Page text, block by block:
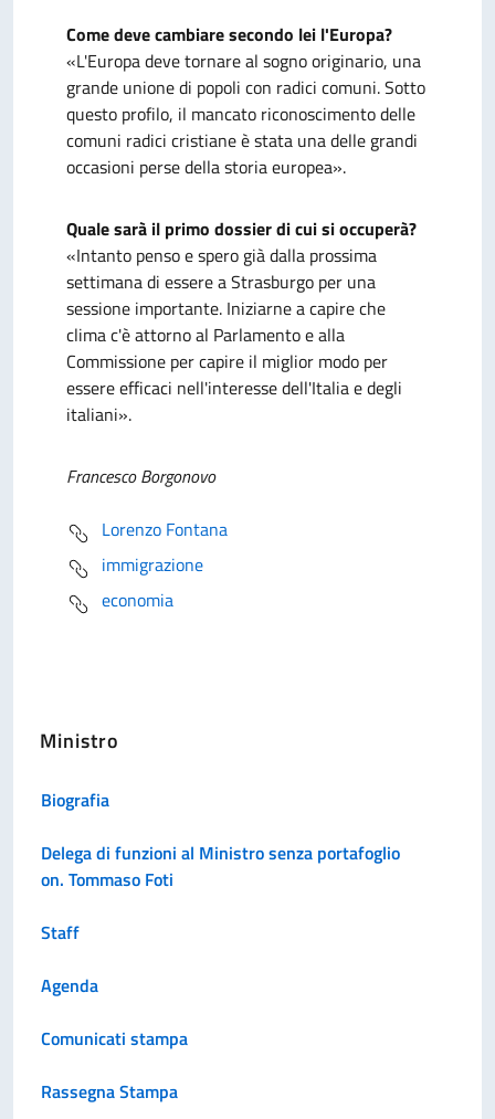
Come deve cambiare secondo lei l'Europa?
«L'Europa deve tornare al sogno originario, una
grande unione di popoli con radici comuni. Sotto
questo profilo, il mancato riconoscimento delle
comuni radici cristiane è stata una delle grandi
occasioni perse della storia europea».
Quale sarà il primo dossier di cui si occuperà?
«Intanto penso e spero già dalla prossima
settimana di essere a Strasburgo per una
sessione importante. Iniziarne a capire che
clima c'è attorno al Parlamento e alla
Commissione per capire il miglior modo per
essere efficaci nell'interesse dell'Italia e degli
italiani».
Francesco Borgonovo
Lorenzo Fontana
immigrazione
economia
Ministro
Biografia
Delega di funzioni al Ministro senza portafoglio
on. Tommaso Foti
Staff
Agenda
Comunicati stampa
Rassegna Stampa